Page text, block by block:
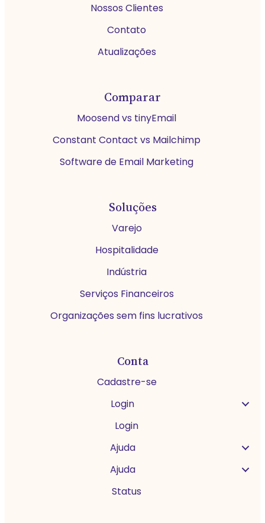
Nossos Clientes
Contato
Atualizações
Comparar
Moosend vs tinyEmail
Constant Contact vs Mailchimp
Software de Email Marketing
Soluções
Varejo
Hospitalidade
Indústria
Serviços Financeiros
Organizações sem fins lucrativos
Conta
Cadastre-se
Login
Login
Ajuda
Ajuda
Status